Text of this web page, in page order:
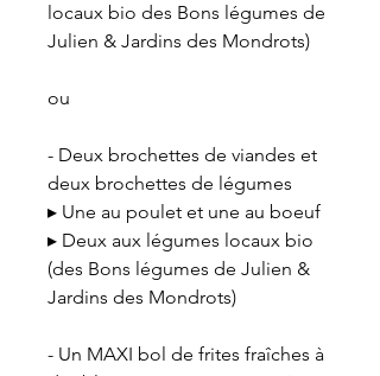
locaux bio des Bons légumes de
Julien & Jardins des Mondrots)
ou
- Deux brochettes de viandes et
deux brochettes de légumes
▸ Une au poulet et une au boeuf
▸ Deux aux légumes locaux bio
(des Bons légumes de Julien &
Jardins des Mondrots)
- Un MAXI bol de frites fraîches à